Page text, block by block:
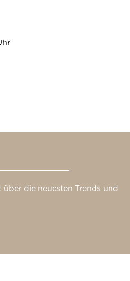
über die neuesten Trends und